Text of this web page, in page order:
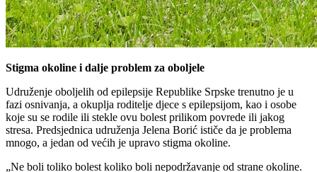
Stigma okoline i dalje problem za oboljele
Udruženje oboljelih od epilepsije Republike Srpske trenutno je u
fazi osnivanja, a okuplja roditelje djece s epilepsijom, kao i osobe
koje su se rodile ili stekle ovu bolest prilikom povrede ili jakog
stresa. Predsjednica udruženja Jelena Borić ističe da je problema
mnogo, a jedan od većih je upravo stigma okoline.
„Ne boli toliko bolest koliko boli nepodržavanje od strane okoline.